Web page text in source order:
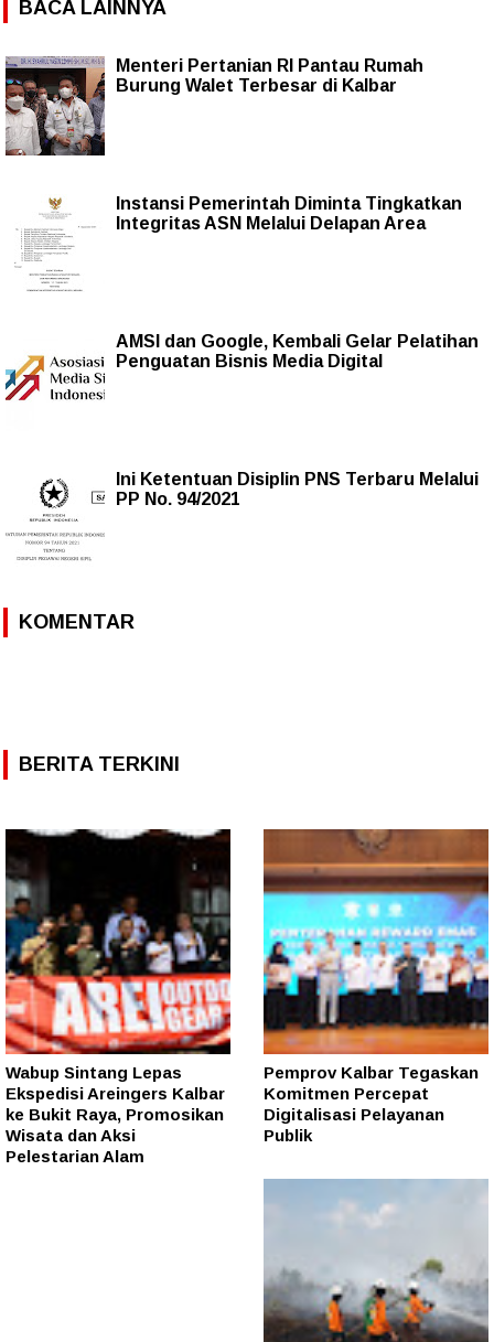
BACA LAINNYA
Menteri Pertanian RI Pantau Rumah
Burung Walet Terbesar di Kalbar
Instansi Pemerintah Diminta Tingkatkan
Integritas ASN Melalui Delapan Area
AMSI dan Google, Kembali Gelar Pelatihan
Penguatan Bisnis Media Digital
Ini Ketentuan Disiplin PNS Terbaru Melalui
PP No. 94/2021
KOMENTAR
BERITA TERKINI
Wabup Sintang Lepas
Ekspedisi Areingers Kalbar
ke Bukit Raya, Promosikan
Wisata dan Aksi
Pelestarian Alam
Pemprov Kalbar Tegaskan
Komitmen Percepat
Digitalisasi Pelayanan
Publik